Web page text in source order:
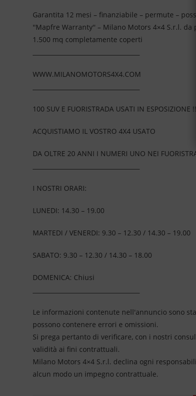
Garantita 12 mesi – finanziabile – permute –
''Mapfre Warranty'' – Milano Motors 4×4 S.r.l.
1.500 mq completamente coperti
WWW.MILANOMOTORS4X4.COM
100 SUV E FUORISTRADA USATI IN ESPOSIZIONE
ACQUISTIAMO IL VOSTRO 4X4 USATO
DA OLTRE 20 ANNI I NUMERI UNO NEI
I NOSTRI ORARI:
LUNEDI: 14.30 – 19.00
MARTEDI / VENERDI: 9.30 – 12.30 / 14.30 – 19.00
SABATO: 9.30 – 12.30 / 14.30 – 18.00
DOMENICA: Chiusi
Le informazioni contenute nell'annuncio sono
possono contenere errori e omissioni.
Si prega pertanto di verificare, con i nostri
validità ai fini contrattuali.
Milano Motors 4×4 S.r.l. declina ogni
alcun modo un impegno contrattuale.